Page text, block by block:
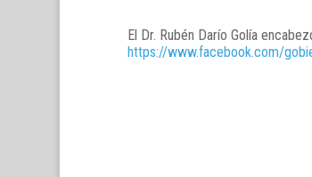
El Dr. Rubén Darío Golía
https://www.facebook.com/